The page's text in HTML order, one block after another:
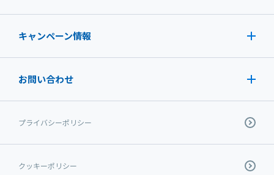
キャンペーン情報
お問い合わせ
プライバシーポリシー
クッキーポリシー